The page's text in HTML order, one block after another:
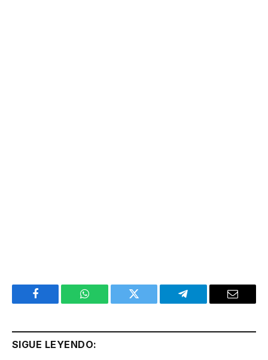
Facebook WhatsApp Twitter Telegram Email
SIGUE LEYENDO: